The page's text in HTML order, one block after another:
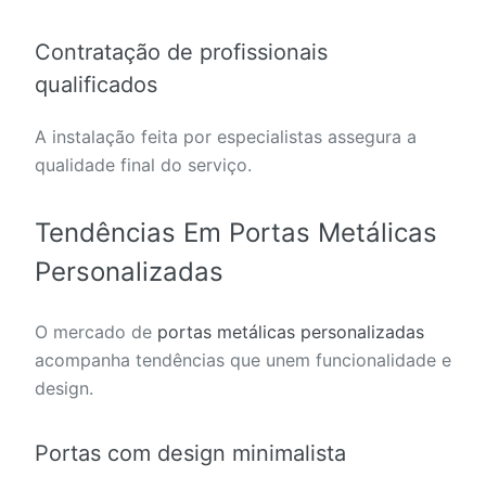
Contratação de profissionais
qualificados
A instalação feita por especialistas assegura a
qualidade final do serviço.
Tendências Em Portas Metálicas
Personalizadas
O mercado de portas metálicas personalizadas
acompanha tendências que unem funcionalidade e
design.
Portas com design minimalista